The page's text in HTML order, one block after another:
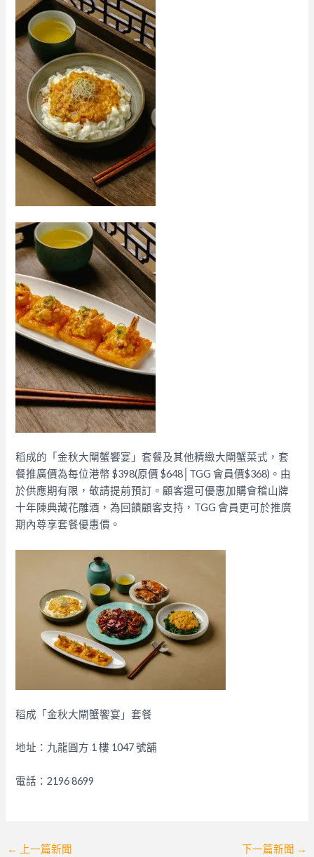
稻成的「金秋大閘蟹饗宴」套餐及其他精緻大閘蟹菜式，套
餐推廣價為每位港幣 $398(原價 $648│TGG 會員價$368)。由
於供應期有限，敬請提前預訂。顧客還可優惠加購會稽山牌
十年陳典藏花雕酒，為回饋顧客支持，TGG 會員更可於推廣
期內尊享套餐優惠價。
稻成「金秋大閘蟹饗宴」套餐
地址：九龍圓方 1 樓 1047 號舖
電話：2196 8699
Post
← 上一篇新聞 下一篇新聞 →